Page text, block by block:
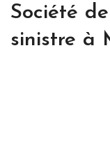
Société
sinistre à